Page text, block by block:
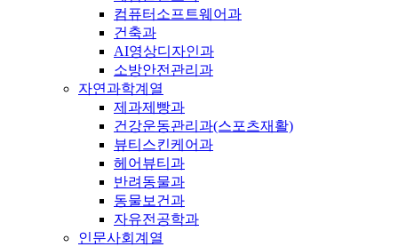
컴퓨터소프트웨어과
건축과
AI영상디자인과
소방안전관리과
자연과학계열
제과제빵과
건강운동관리과(스포츠재활)
뷰티스킨케어과
헤어뷰티과
반려동물과
동물보건과
자유전공학과
인문사회계열